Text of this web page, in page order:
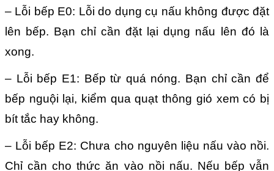
– Lỗi bếp E0: Lỗi do dụng cụ nấu không được đặt
lên bếp. Bạn chỉ cần đặt lại dụng nấu lên đó là
xong.
– Lỗi bếp E1: Bếp từ quá nóng. Bạn chỉ cần để
bếp nguội lại, kiểm qua quạt thông gió xem có bị
bít tắc hay không.
– Lỗi bếp E2: Chưa cho nguyên liệu nấu vào nồi.
Chỉ cần cho thức ăn vào nồi nấu. Nếu bếp vẫn